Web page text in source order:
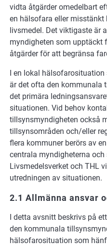
vidta åtgärder omedelbart
en hälsofara eller misstänkt
livsmedel. Det viktigaste är
myndigheten som upptäckt
åtgärder för att begränsa
I en lokal
är det ofta den kommunala
det primära
situationen. Vid behov
tillsynsmyndigheten också
tillsynsområden och/eller
flera kommuner berörs av
centrala myndigheterna
Livsmedelsverket och THL
utredningen av situationen.
2.1 Allmänna ansvar
I detta avsnitt beskrivs på
den kommunala
hälsofarosituation som